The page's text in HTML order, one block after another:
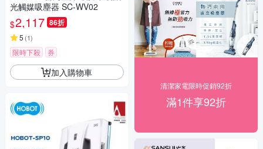
光觸媒吸塵器 SC-WV02
$2,117 86折
5 (1)
限時下殺 券
加入購物車
清潔家電限時促銷92折
滿1件享92折